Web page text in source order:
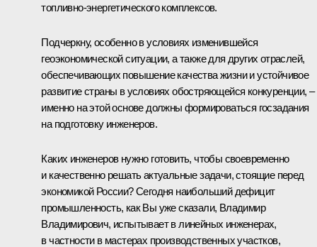
топливно-энергетического комплексов.
Подчеркну, особенно в условиях изменившейся
геоэкономической ситуации, а также для других отраслей,
обеспечивающих повышение качества жизни и устойчивое
развитие страны в условиях обостряющейся конкуренции, –
именно на этой основе должны формироваться госзадания
на подготовку инженеров.
Каких инженеров нужно готовить, чтобы своевременно
и качественно решать актуальные задачи, стоящие перед
экономикой России? Сегодня наибольший дефицит
промышленность, как Вы уже сказали, Владимир
Владимирович, испытывает в линейных инженерах,
в частности в мастерах производственных участков,